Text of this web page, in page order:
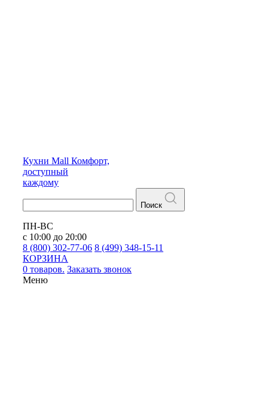
Кухни Mall Комфорт,
доступный
каждому
Поиск
ПН-ВС
с 10:00 до 20:00
8 (800) 302-77-06 8 (499) 348-15-11
КОРЗИНА
0 товаров. Заказать звонок
Меню